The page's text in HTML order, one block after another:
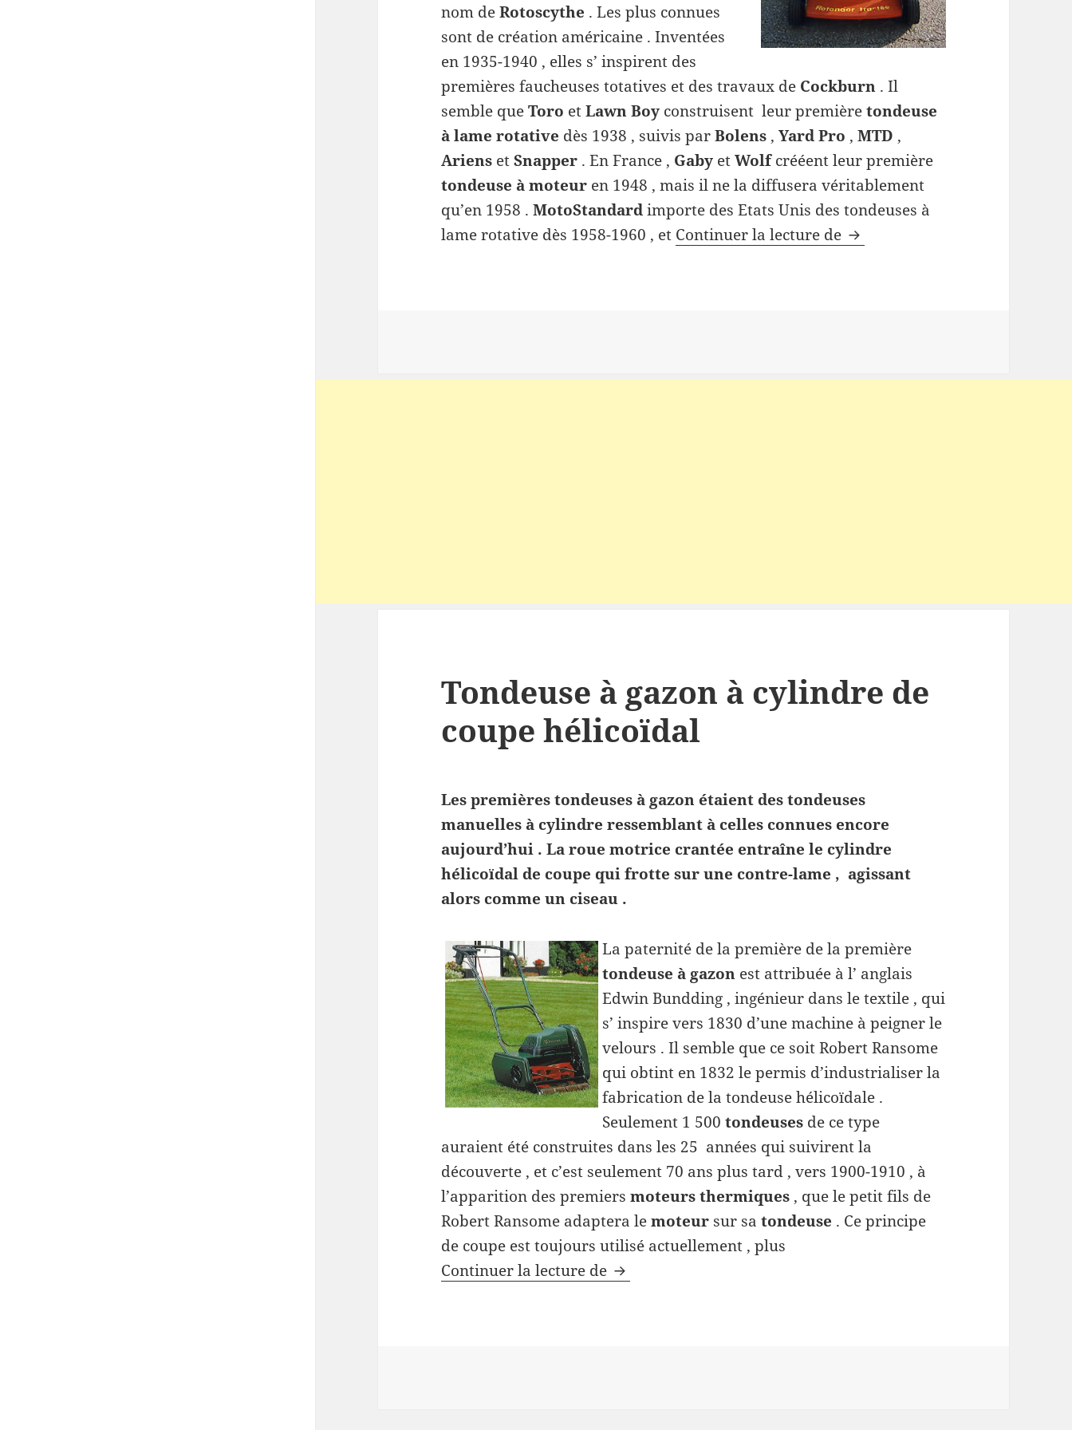
nom deRotoscythe . Les plus connues
sont de création américaine . Inventées
en 1935-1940 , elles s’ inspirent des
premières faucheuses totatives et des travaux de Cockburn . Il
semble queToro etLawn Boy construisent leur premièretondeuse
à lame rotative dès 1938 , suivis parBolens ,Yard Pro ,MTD ,
Ariens etSnapper . En France , Gaby etWolfcrééent leur première
tondeuse à moteur en 1948 , mais il ne la diffusera véritablement
qu’en 1958 .MotoStandardimporte des Etats Unis des tondeuses à
lame rotative dès 1958-1960 , et Continuer la lecture de Tondeuse à gazon à coupe
Tondeuse à gazon à cylindre de
coupe hélicoïdal
Les premières tondeuses à gazon étaient des tondeuses
manuelles à cylindre ressemblant à celles connues encore
aujourd’hui . La roue motrice crantée entraîne le cylindre
hélicoïdal de coupe qui frotte sur une contre-lame , agissant
alors comme un ciseau .
La paternité de la première de la première
tondeuse à gazon est attribuée à l’ anglais
Edwin Bundding , ingénieur dans le textile , qui
s’ inspire vers 1830 d’une machine à peigner le
velours . Il semble que ce soit Robert Ransome
qui obtint en 1832 le permis d’industrialiser la
fabrication de la tondeuse hélicoïdale .
Seulement 1 500tondeuses de ce type
auraient été construites dans les 25 années qui suivirent la
découverte , et c’est seulement 70 ans plus tard , vers 1900-1910 , à
l’apparition des premiersmoteurs thermiques , que le petit fils de
Robert Ransome adaptera lemoteur sur satondeuse . Ce principe
de coupe est toujours utilisé actuellement , plus
Continuer la lecture de Tondeuse à gazon à cylindre de coupe hélicoïdal